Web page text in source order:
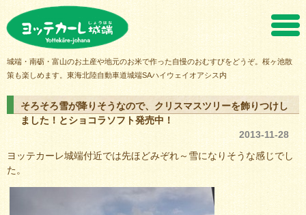
城端・南砺・富山のお土産や地元のお米で作った自慢のおむすびをどうぞ。桜ヶ池散
策も楽しめます。東海北陸自動車道城端SAハイウェイオアシス内
そろそろ雪が降りそうなので、クリスマスツリーを飾りつけし
ました！とショコラソフト発売中！
2013-11-28
ヨッテカーレ城端付近では先ほどみぞれ～雪になりそうな感じでし
た。